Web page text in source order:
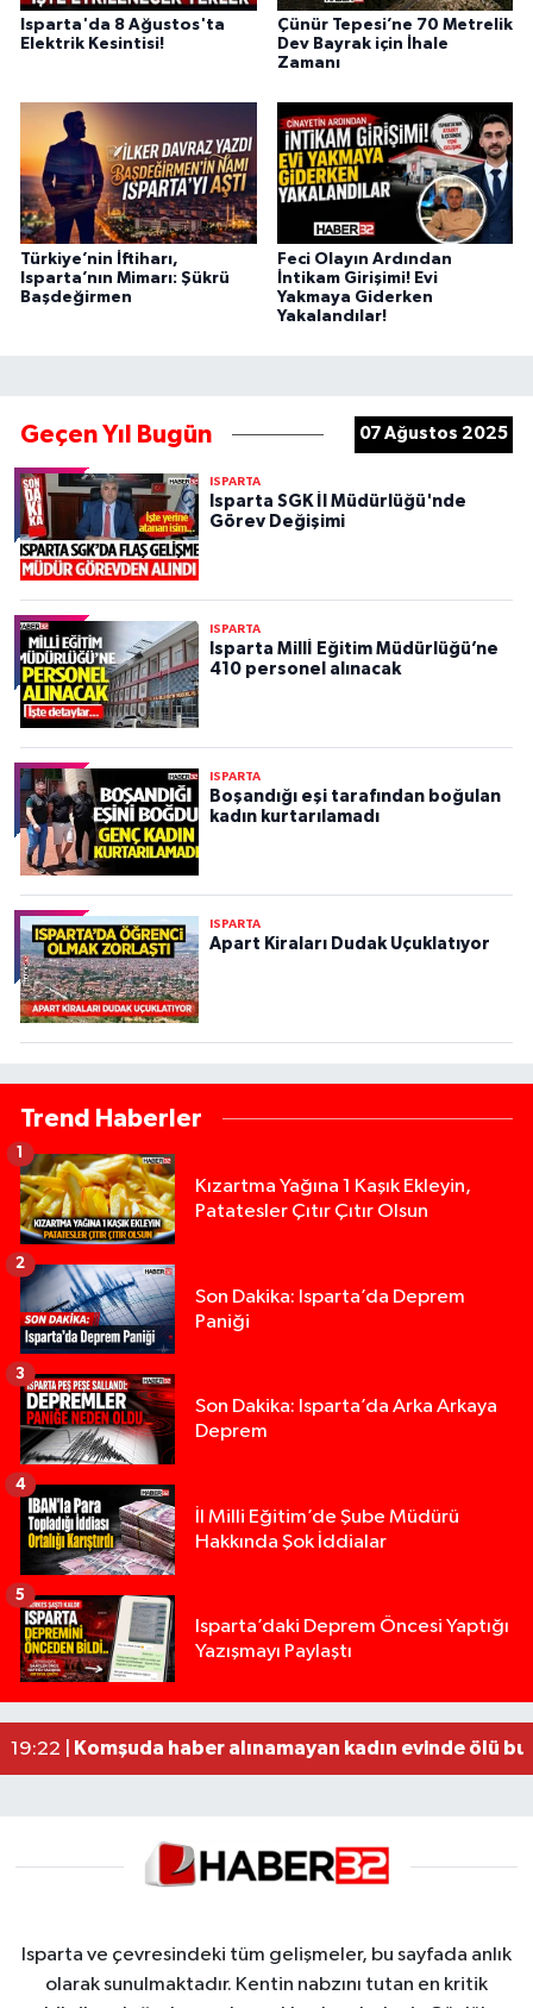
Isparta'da 8 Ağustos'ta
Elektrik Kesintisi!
Çünür Tepesi’ne 70 Metrelik
Dev Bayrak için İhale
Zamanı
Türkiye’nin İftiharı,
Isparta’nın Mimarı: Şükrü
Başdeğirmen
Feci Olayın Ardından
İntikam Girişimi! Evi
Yakmaya Giderken
Yakalandılar!
Geçen Yıl Bugün 07 Ağustos 2025
ISPARTA
Isparta SGK İl Müdürlüğü'nde
Görev Değişimi
ISPARTA
Isparta Millİ Eğitim Müdürlüğü’ne
410 personel alınacak
ISPARTA
Boşandığı eşi tarafından boğulan
kadın kurtarılamadı
ISPARTA
Apart Kiraları Dudak Uçuklatıyor
Trend Haberler
Kızartma Yağına 1 Kaşık Ekleyin,
Patatesler Çıtır Çıtır Olsun
1
Son Dakika: Isparta’da Deprem
Paniği
2
Son Dakika: Isparta’da Arka Arkaya
Deprem
3
İl Milli Eğitim’de Şube Müdürü
Hakkında Şok İddialar
4
Isparta’daki Deprem Öncesi Yaptığı
Yazışmayı Paylaştı
5
13:00 |Yığılca'da kardeşler arasındaki silahlı kavgada
12:48 |Tur teknesi çalışanlarının birbirine girdiği kavga
02:26 |MOTOSİKLETLE ÇARPIŞAN OTOMOBİL GÜL
19:22 |
Komşuda haber alınamayan kadın evinde ölü
Isparta ve çevresindeki tüm gelişmeler, bu sayfada anlık
olarak sunulmaktadır. Kentin nabzını tutan en kritik